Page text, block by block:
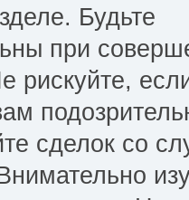
Будьте
при
рискуйте,
сделок со